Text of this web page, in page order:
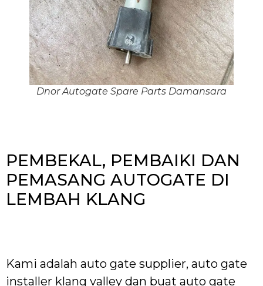
Dnor Autogate Spare Parts Damansara
PEMBEKAL, PEMBAIKI DAN
PEMASANG AUTOGATE DI
LEMBAH KLANG
Kami adalah auto gate supplier, auto gate
installer klang valley dan buat auto gate